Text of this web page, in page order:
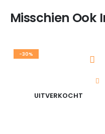
Misschien Ook
-30%
UITVERKOCHT